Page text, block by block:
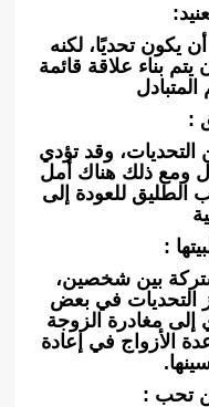
يكون تحديًا، لكنه
بناء علاقة قائمة
:
التحديات، وقد تؤدي
ومع ذلك هناك أمل
الطليق للعودة إلى
:
بين شخصين،
التحديات في بعض
إلى مغادرة الزوجة
الأزواج في إعادة
تحب :